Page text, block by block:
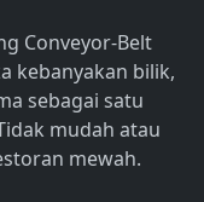
Conveyor-Belt
kebanyakan bilik,
sebagai satu
mudah atau
mewah.